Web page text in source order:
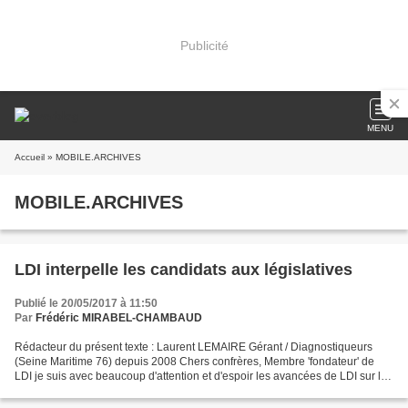
Publicité
MENU
Accueil » MOBILE.ARCHIVES
MOBILE.ARCHIVES
LDI interpelle les candidats aux législatives
Publié le 20/05/2017 à 11:50
Par Frédéric MIRABEL-CHAMBAUD
Rédacteur du présent texte : Laurent LEMAIRE Gérant / Diagnostiqueurs
(Seine Maritime 76) depuis 2008 Chers confrères, Membre 'fondateur' de
LDI je suis avec beaucoup d'attention et d'espoir les avancées de LDI sur le